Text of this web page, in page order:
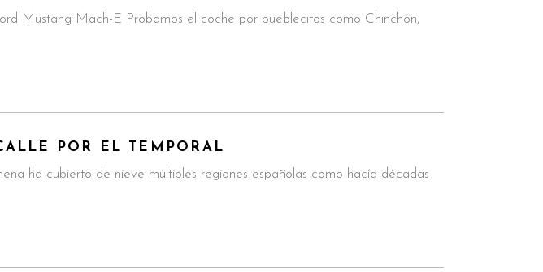
Mustang Mach-E Probamos el coche por pueblecitos como Chinchón,
POR EL TEMPORAL
ha cubierto de nieve múltiples regiones españolas como hacía décadas